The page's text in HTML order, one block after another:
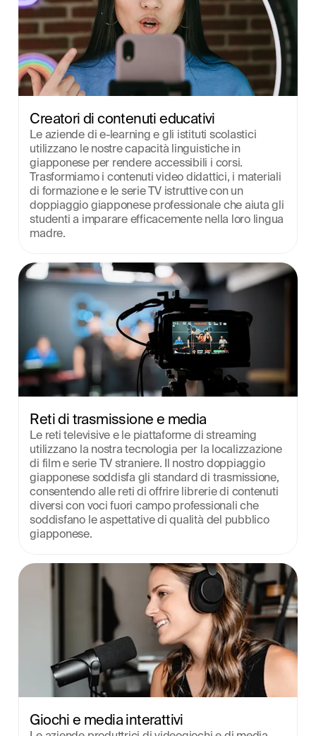
Creatori di contenuti educativi
Le aziende di e-learning e gli istituti scolastici
utilizzano le nostre capacità linguistiche in
giapponese per rendere accessibili i corsi.
Trasformiamo i contenuti video didattici, i materiali
di formazione e le serie TV istruttive con un
doppiaggio giapponese professionale che aiuta gli
studenti a imparare efficacemente nella loro lingua
madre.
Reti di trasmissione e media
Le reti televisive e le piattaforme di streaming
utilizzano la nostra tecnologia per la localizzazione
di film e serie TV straniere. Il nostro doppiaggio
giapponese soddisfa gli standard di trasmissione,
consentendo alle reti di offrire librerie di contenuti
diversi con voci fuori campo professionali che
soddisfano le aspettative di qualità del pubblico
giapponese.
Giochi e media interattivi